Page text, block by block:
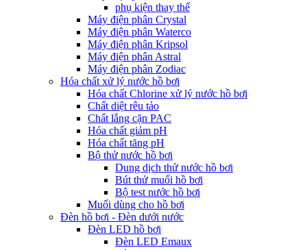
phụ kiện thay thế
Máy điện phân Crystal
Máy điện phân Waterco
Máy điện phân Kripsol
Máy điện phân Astral
Máy điện phân Zodiac
Hóa chất xử lý nước hồ bơi
Hóa chất Chlorine xử lý nước hồ bơi
Chất diệt rêu tảo
Chất lắng cặn PAC
Hóa chất giảm pH
Hóa chất tăng pH
Bộ thử nước hồ bơi
Dung dịch thử nước hồ bơi
Bút thử muối hồ bơi
Bộ test nước hồ bơi
Muối dùng cho hồ bơi
Đèn hồ bơi - Đèn dưới nước
Đèn LED hồ bơi
Đèn LED Emaux